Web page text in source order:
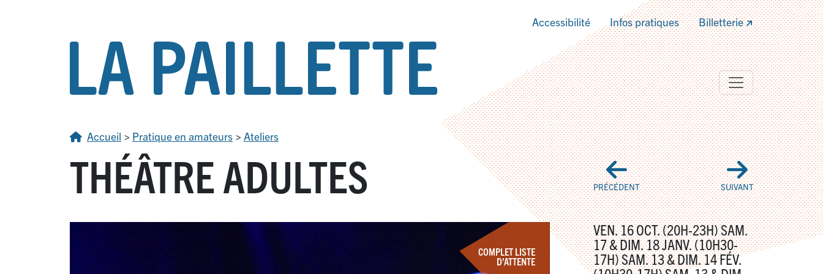
Accessibilité Infos pratiques Billetterie
Accueil > Pratique en amateurs > Ateliers
THÉÂTRE ADULTES PRÉCÉDENT SUIVANT
COMPLET LISTE
D’ATTENTE
VEN. 16 OCT. (20H-23H) SAM.
17 & DIM. 18 JANV. (10H30-
17H) SAM. 13 & DIM. 14 FÉV.